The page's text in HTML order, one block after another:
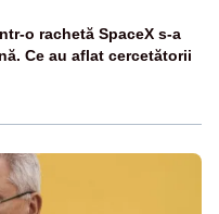
o rachetă SpaceX s-a
Ce au aflat cercetătorii